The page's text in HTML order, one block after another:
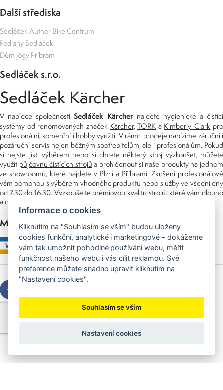
Další střediska
Sedláček Author Bike Centrum
Podlahy Sedláček
Dům jógy Příbram
Sedláček s.r.o.
Sedláček Kärcher
V nabídce společnostiSedláček Kärchernajdete hygienické a čistící
systémy od renomovaných značek Kärcher,TORK a Kimberly-Clark pro
profesionální, komerční i hobby využití. V rámci prodeje nabízíme záruční i
pozáruční servis nejen běžným spotřebitelům, ale i profesionálům. Pokud
si nejste jisti výběrem nebo si chcete některý stroj vyzkoušet, můžete
využít půjčovnu čistících strojů a prohlédnout si naše produkty na jednom
ze showroomů, které najdete v Plzni a Příbrami. Zkušení profesionálové
vám pomohou s výběrem vhodného produktu nebo služby ve všední dny
od 7.30 do 16.30. Vyzkoušejte prémiovou kvalitu strojů, které vám dlouho
a dobře poslouží nejen doma, ale i v zaměstnání.
Možnosti platby
Copyright © 2026 Sedláček s.r.o.
Created byOLC Webdesign
Informace o cookies
Kliknutím na "Souhlasím se vším" budou uloženy
cookies funkční, analytické i marketingové - dokážeme
vám tak umožnit pohodlné používání webu, měřit
funkčnost našeho webu i vás cílit reklamou. Své
preference můžete snadno upravit kliknutím na
"Nastavení cookies".
Souhlasím se vším
Nastavení cookies